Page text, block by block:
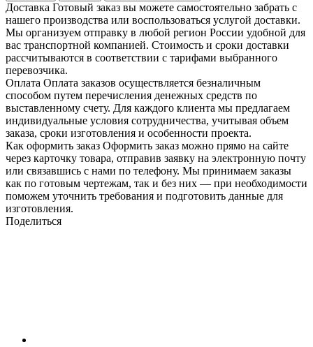
Доставка Готовый заказ вы можете самостоятельно забрать с
нашего производства или воспользоваться услугой доставки.
Мы организуем отправку в любой регион России удобной для
вас транспортной компанией. Стоимость и сроки доставки
рассчитываются в соответствии с тарифами выбранного
перевозчика.
Оплата Оплата заказов осуществляется безналичным
способом путем перечисления денежных средств по
выставленному счету. Для каждого клиента мы предлагаем
индивидуальные условия сотрудничества, учитывая объем
заказа, сроки изготовления и особенности проекта.
Как оформить заказ Оформить заказ можно прямо на сайте
через карточку товара, отправив заявку на электронную почту
или связавшись с нами по телефону. Мы принимаем заказы
как по готовым чертежам, так и без них — при необходимости
поможем уточнить требования и подготовить данные для
изготовления.
Поделиться